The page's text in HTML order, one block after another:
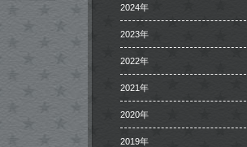
2024年
2023年
2022年
2021年
2020年
2019年